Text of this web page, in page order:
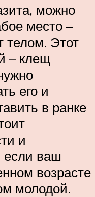
можно
место –
телом. Этот
– клещ
его и
в ранке
и
если ваш
возрасте
молодой.